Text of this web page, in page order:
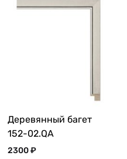
Деревянный багет
152-02.QA
2300₽